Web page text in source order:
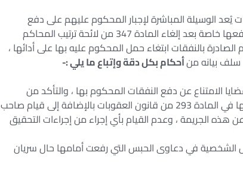
293 من قانون العقوبات يُعد الوسيلة المباشرة لإجبار المحكوم عليهم على دفع
النفقات المحكوم بها ، ووضع حد لتعنتهم في الامتناع عن دفعها خاصة بعد إلغاء المادة 347 من لائحة ترتيب المحاكم
بالنفقات ابتغاء حمل المحكوم عليه بها على أدائها ،
سلف بيانه منأحكام بكل دقة وإتباع ما يلي :-
الامتناع عن دفع النفقات المحكوم بها ، والتأكد من
استيفاء الأوراق لكافه أركان وعناصر قيام الجريمة المشار إليها في المادة 293 من قانون العقوبات بالإضافة إلى قيام صاحب
الجريمة ، وعدم القيام بأي إجراء من إجراءات التحقيق
في دعاوى الحبس التي رفعت أمامها حال سريان